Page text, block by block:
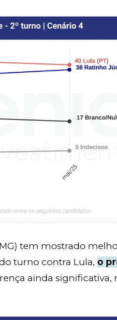
tem mostrado
turno contra Lula, o
ainda significativa,